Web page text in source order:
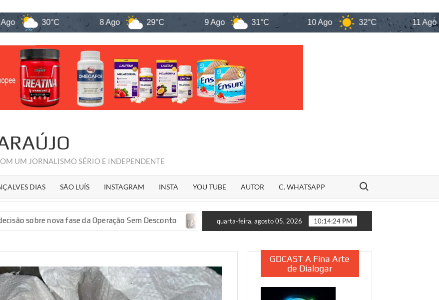
30°C 8 Ago 29°C 31°C 10 Ago 32°C 11 Ago
UM JORNALISMO SÉRIO E INDEPENDENTE
DIAS SÃO LUÍS INSTAGRAM INSTA YOU TUBE AUTOR C. WHATSAPP
Search for:
nova fase da Operação Sem Desconto Governador Eugênio Barros, homem é preso por tentativa de feminicídio
quarta-feira, agosto 05, 2026 10:14:25 PM
GDCAST A Fina Arte
de Dialogar